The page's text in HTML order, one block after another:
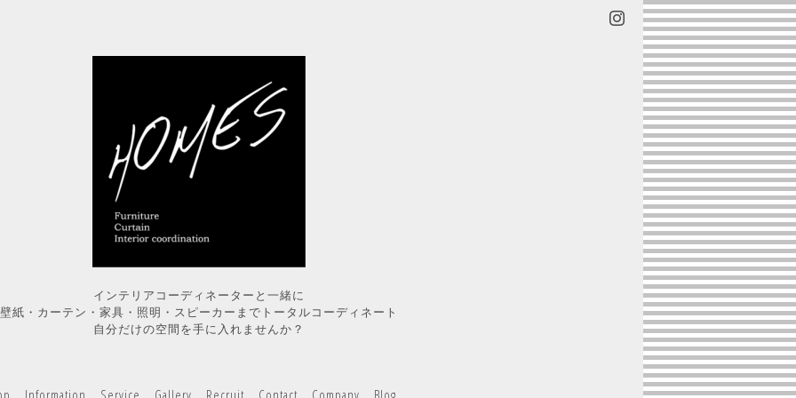
インテリアコーディネーターと一緒に
壁紙・カーテン・家具・照明・スピーカーまでトータルコーディネート
自分だけの空間を手に入れませんか？
Information Service Gallery Recruit Contact Company Blog